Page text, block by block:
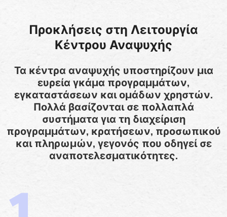
Προκλήσεις στη Λειτουργία
Κέντρου Αναψυχής
Τα κέντρα αναψυχής υποστηρίζουν μια
ευρεία γκάμα προγραμμάτων,
εγκαταστάσεων και ομάδων χρηστών.
Πολλά βασίζονται σε πολλαπλά
συστήματα για τη διαχείριση
προγραμμάτων, κρατήσεων, προσωπικού
και πληρωμών, γεγονός που οδηγεί σε
αναποτελεσματικότητες.